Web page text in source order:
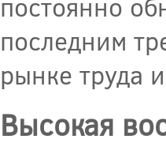
постоянно
последним
рынке труда
Высокая